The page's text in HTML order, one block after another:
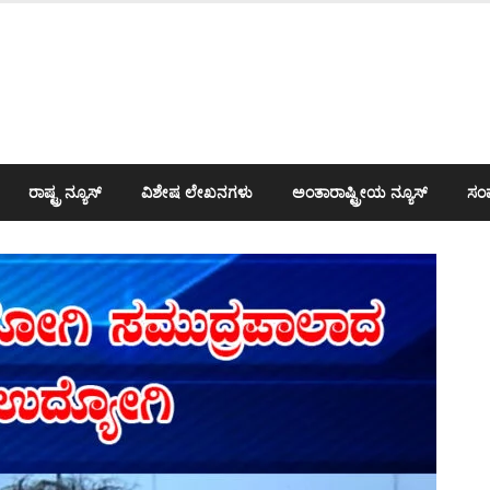
ರಾಷ್ಟ್ರ ನ್ಯೂಸ್ ವಿಶೇಷ ಲೇಖನಗಳು ಅಂತಾರಾಷ್ಟ್ರೀಯ ನ್ಯೂಸ್